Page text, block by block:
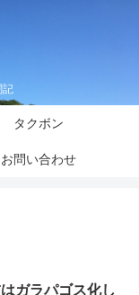
記
タクボン
お問い合わせ
ガラパゴス化し